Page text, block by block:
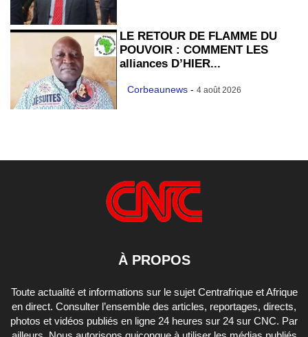
LE RETOUR DE FLAMME DU
POUVOIR : COMMENT LES
alliances D’HIER...
Corbeaunews - 4 août 2026
À PROPOS
Toute actualité et informations sur le sujet Centrafrique et Afrique
en direct. Consulter l’ensemble des articles, reportages, directs,
photos et vidéos publiés en ligne 24 heures sur 24 sur CNC. Par